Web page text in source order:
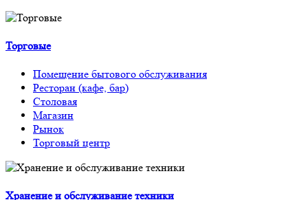
Торговые
Помещение бытового обслуживания
Ресторан (кафе, бар)
Столовая
Магазин
Рынок
Торговый центр
Хранение и обслуживание техники